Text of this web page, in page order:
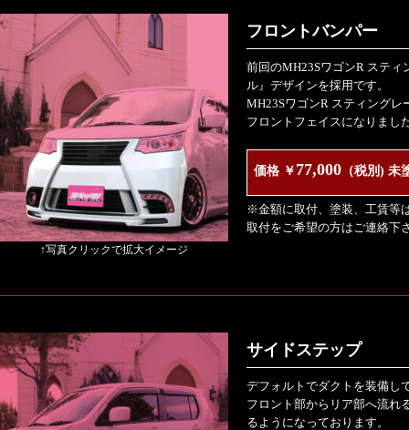
↑写真クリックで拡大イメージ
フロントバンパー
前回のMH23SワゴンR ステ
ル』デザインを採用です。
MH23SワゴンR スティング
フロントフェイスになりまし
価格 ￥ 77,000 （税別) 未
※金額に取付、塗装、工賃等
取付をご希望の方はご連絡下
サイドステップ
デフォルトでダクトを装備し
フロント部からリア部へ流れ
るようになっております。